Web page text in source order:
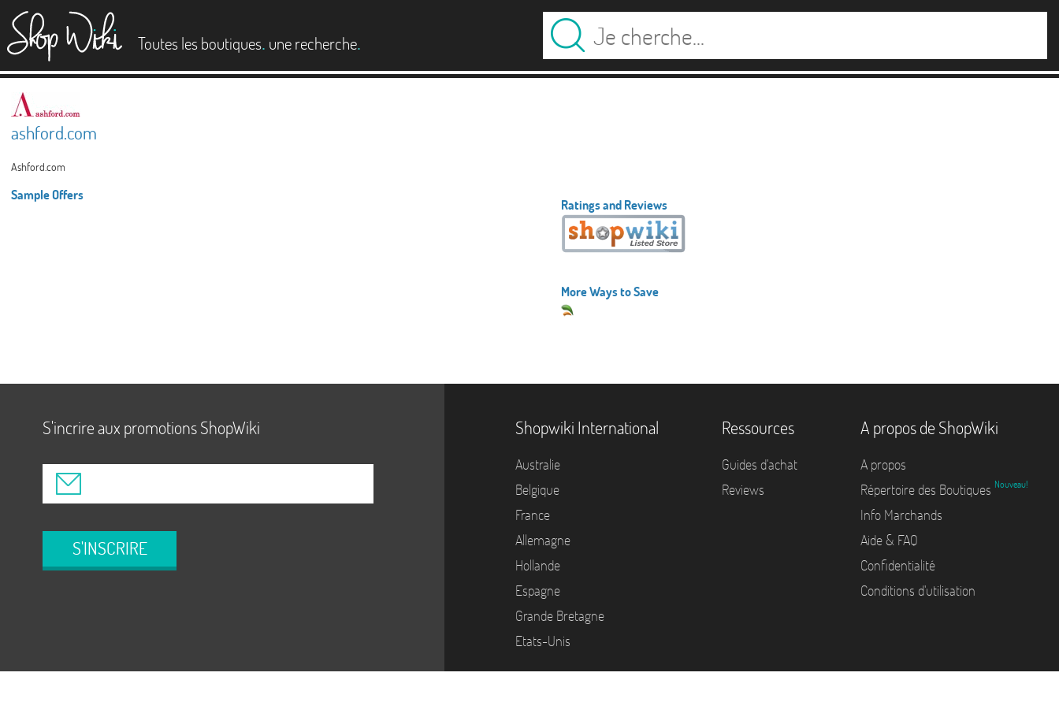
Toutes les boutiques. une recherche.
ashford.com
Ashford.com
Sample Offers
Ratings and Reviews
More Ways to Save
S'incrire aux promotions ShopWiki
S'INSCRIRE
Shopwiki International
Australie
Belgique
France
Allemagne
Hollande
Espagne
Grande Bretagne
Etats-Unis
Ressources
Guides d'achat
Reviews
A propos de ShopWiki
A propos
Répertoire des Boutiques Nouveau!
Info Marchands
Aide & FAQ
Confidentialité
Conditions d'utilisation